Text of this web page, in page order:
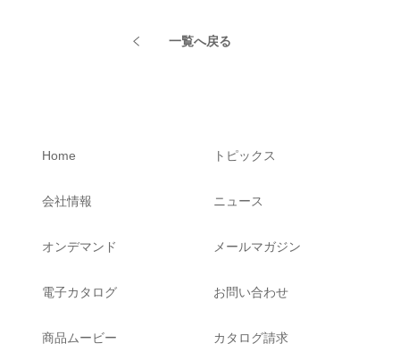
一覧へ戻る
Home
会社情報
オンデマンド
電子カタログ
商品ムービー
トピックス
ニュース
メールマガジン
お問い合わせ
カタログ請求